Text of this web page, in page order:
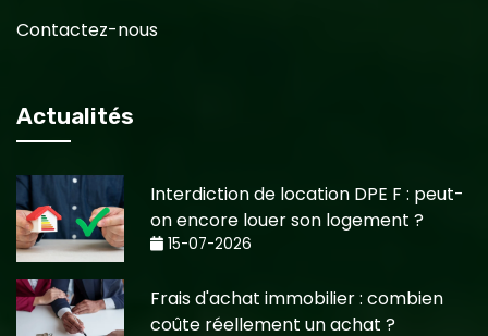
Contactez-nous
Actualités
Interdiction de location DPE F : peut-
on encore louer son logement ?
15-07-2026
Frais d'achat immobilier : combien
coûte réellement un achat ?